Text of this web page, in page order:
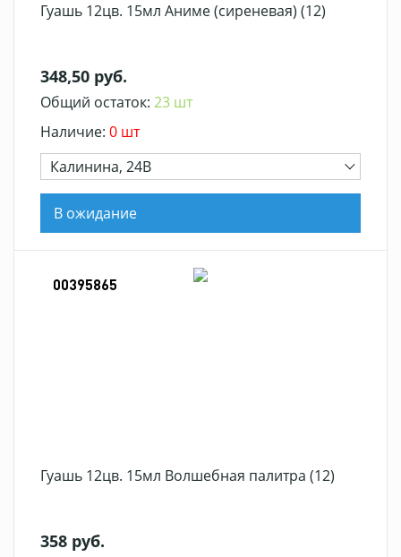
Гуашь 12цв. 15мл Аниме (сиреневая) (12)
348,50 руб.
Общий остаток: 23 шт
Наличие: 0 шт
Калинина, 24В
В ожидание
00395865
Гуашь 12цв. 15мл Волшебная палитра (12)
358 руб.